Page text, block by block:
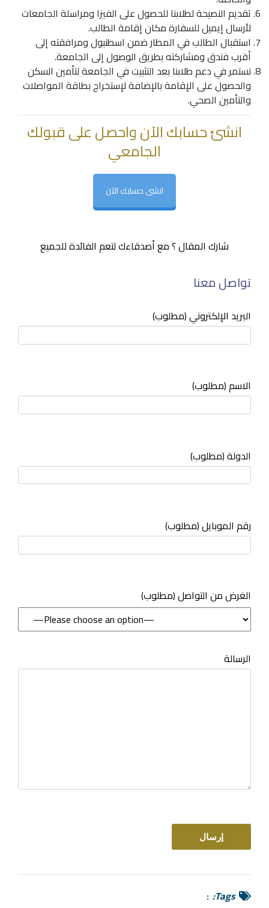
تقديم النصيحة لطلابنا للحصول على الفيزا ومراسلة الجامعات
لأرسال إيميل للسفارة مكان إقامة الطالب.
استقبال الطالب في المطار ضمن اسطنبول ومرافقته إلى
أقرب فندق ومشاركته بطريق الوصول إلى الجامعة.
نستمر في دعم طلابنا بعد التثبيت في الجامعة لتأمين السكن
والحصول على الإقامة بالإضافة لإستخراج بطاقة المواصلات
والتأمين الصحي.
انشئ حسابك الآن واحصل على قبولك
الجامعي
انشى حسابك الآن
شارك المقال ؟ مع أصدقاءك لتعم الفائدة للجميع
تواصل معنا
البريد الإلكتروني (مطلوب)
الاسم (مطلوب)
الدولة (مطلوب)
رقم الموبايل (مطلوب)
(مطلوب) الغرض من التواصل
الرسالة
Tags: